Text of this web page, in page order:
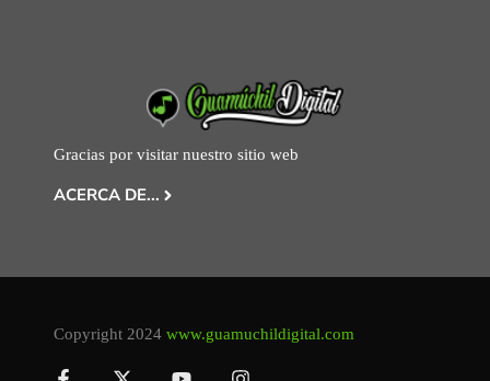
Gracias por visitar nuestro sitio web
ACERCA DE...
Copyright 2024 www.guamuchildigital.com